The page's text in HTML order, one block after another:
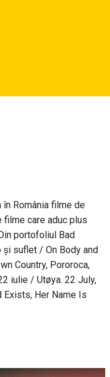
România filme de
filme care aduc plus
portofoliul Bad
suflet / On Body and
Country, Pororoca,
iulie / Utøya. 22 July,
Exists, Her Name Is